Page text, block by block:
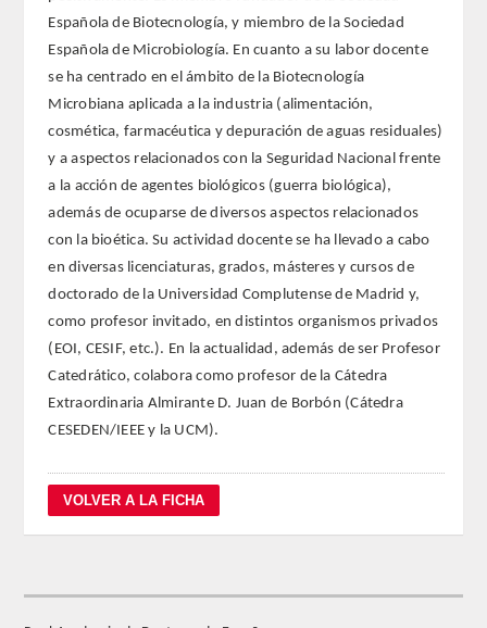
EXTRANJEROS
DE MÉRITO
HONOR
ACTIVIDADES
ACTIVIDADES REALIZADAS
2026
HISTÓRICO
VIDEOTECA
PREMIOS 2026
Española de Biotecnología, y miembro de la Sociedad
Española de Microbiología. En cuanto a su labor docente
se ha centrado en el ámbito de la Biotecnología
Microbiana aplicada a la industria (alimentación,
cosmética, farmacéutica y depuración de aguas residuales)
y a aspectos relacionados con la Seguridad Nacional frente
a la acción de agentes biológicos (guerra biológica),
además de ocuparse de diversos aspectos relacionados
con la bioética. Su actividad docente se ha llevado a cabo
en diversas licenciaturas, grados, másteres y cursos de
doctorado de la Universidad Complutense de Madrid y,
como profesor invitado, en distintos organismos privados
(EOI, CESIF, etc.). En la actualidad, además de ser Profesor
Catedrático, colabora como profesor de la Cátedra
Extraordinaria Almirante D. Juan de Borbón (Cátedra
CESEDEN/IEEE y la UCM).